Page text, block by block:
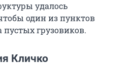
удалось
один из пунктов
грузовиков.
Кличко